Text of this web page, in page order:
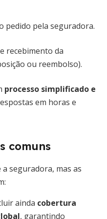
pedido pela seguradora.
recebimento da
ou reembolso).
processo simplificado e
em horas e
comuns
seguradora, mas as
ainda cobertura
, garantindo